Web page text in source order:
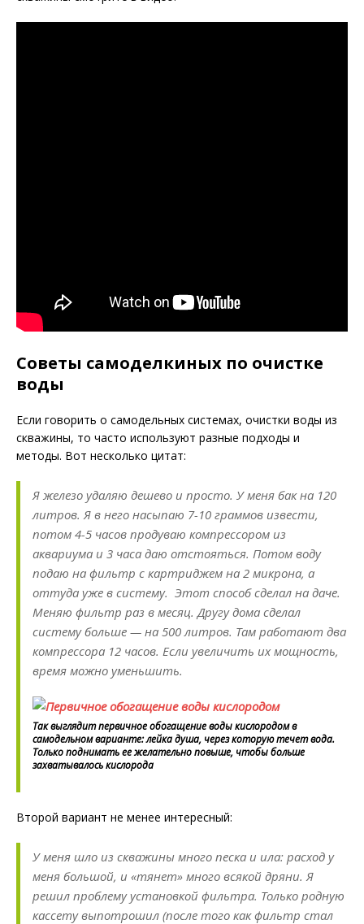
Советы самоделкиных по очистке
воды
Если говорить о самодельных системах, очистки воды из
скважины, то часто используют разные подходы и
методы. Вот несколько цитат:
Я железо удаляю дешево и просто. У меня бак на 120
литров. Я в него насыпаю 7-10 граммов извести,
потом 4-5 часов продуваю компрессором из
аквариума и 3 часа даю отстояться. Потом воду
подаю на фильтр с картриджем на 2 микрона, а
оттуда уже в систему. Этот способ сделал на даче.
Меняю фильтр раз в месяц. Другу дома сделал
систему больше — на 500 литров. Там работают два
компрессора 12 часов. Если увеличить их мощность,
время можно уменьшить.
Так выглядит первичное обогащение воды кислородом в
самодельном варианте: лейка душа, через которую течет вода.
Только поднимать ее желательно повыше, чтобы больше
захватывалось кислорода
Второй вариант не менее интересный:
У меня шло из скважины много песка и ила: расход у
меня большой, и «тянет» много всякой дряни. Я
решил проблему установкой фильтра. Только родную
кассету выпотрошил (после того как фильтр стал